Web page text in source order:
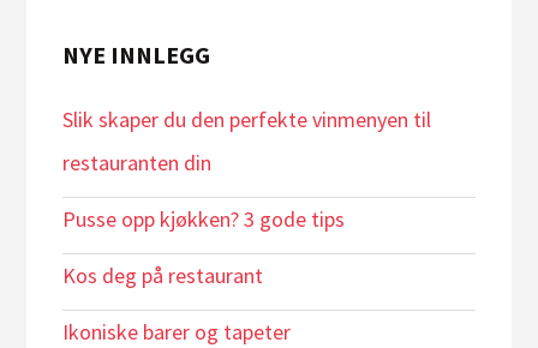
NYE INNLEGG
Slik skaper du den perfekte vinmenyen til
restauranten din
Pusse opp kjøkken? 3 gode tips
Kos deg på restaurant
Ikoniske barer og tapeter